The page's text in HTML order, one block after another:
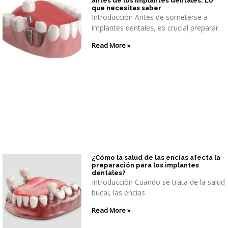
que necesitas saber
Introducción Antes de someterse a
implantes dentales, es crucial preparar
Read More »
¿Cómo la salud de las encías afecta la
preparación para los implantes
dentales?
Introducción Cuando se trata de la salud
bucal, las encías
Read More »